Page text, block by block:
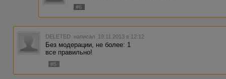
#6
DELETED написал 19.11.2013 в 12:12
Без модерации, не более: 1
все правильно!
#5